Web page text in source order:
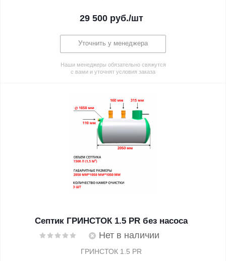
29 500руб./шт
Уточнить у менеджера
Наши менеджеры обязательно свяжутся
с вами и уточнят условия заказа
Септик ГРИНСТОК 1.5 PR без насоса
Нет в наличии
ГРИНСТОК 1.5 PR